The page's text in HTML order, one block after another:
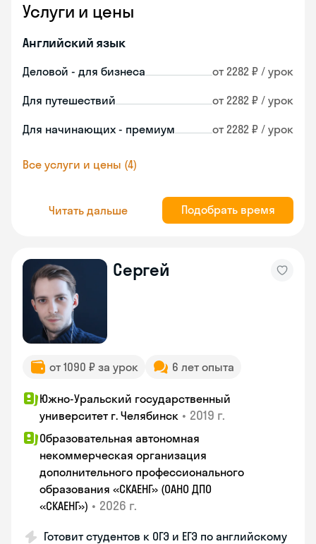
Услуги и цены
Английский язык
Деловой - для бизнеса от 2282 ₽ / урок
Для путешествий от 2282 ₽ / урок
Для начинающих - премиум от 2282 ₽ / урок
Все услуги и цены (4)
Читать дальше Подобрать время
Сергей
от 1090 ₽ за урок 6 лет опыта
Южно-Уральский государственный
университет г. Челябинск • 2019 г.
Образовательная автономная
некоммерческая организация
дополнительного профессионального
образования «СКАЕНГ» (ОАНО ДПО
«СКАЕНГ») • 2026 г.
Готовит студентов к ОГЭ и ЕГЭ по английскому